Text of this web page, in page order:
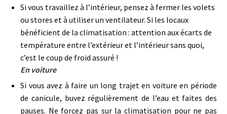
Si vous travaillez à l’intérieur, pensez à fermer les volets
ou stores et à utiliser un ventilateur. Si les locaux
bénéficient de la climatisation : attention aux écarts de
température entre l’extérieur et l’intérieur sans quoi,
c’est le coup de froid assuré !
En voiture
Si vous avez à faire un long trajet en voiture en période
de canicule, buvez régulièrement de l’eau et faites des
pauses. Ne forcez pas sur la climatisation pour ne pas